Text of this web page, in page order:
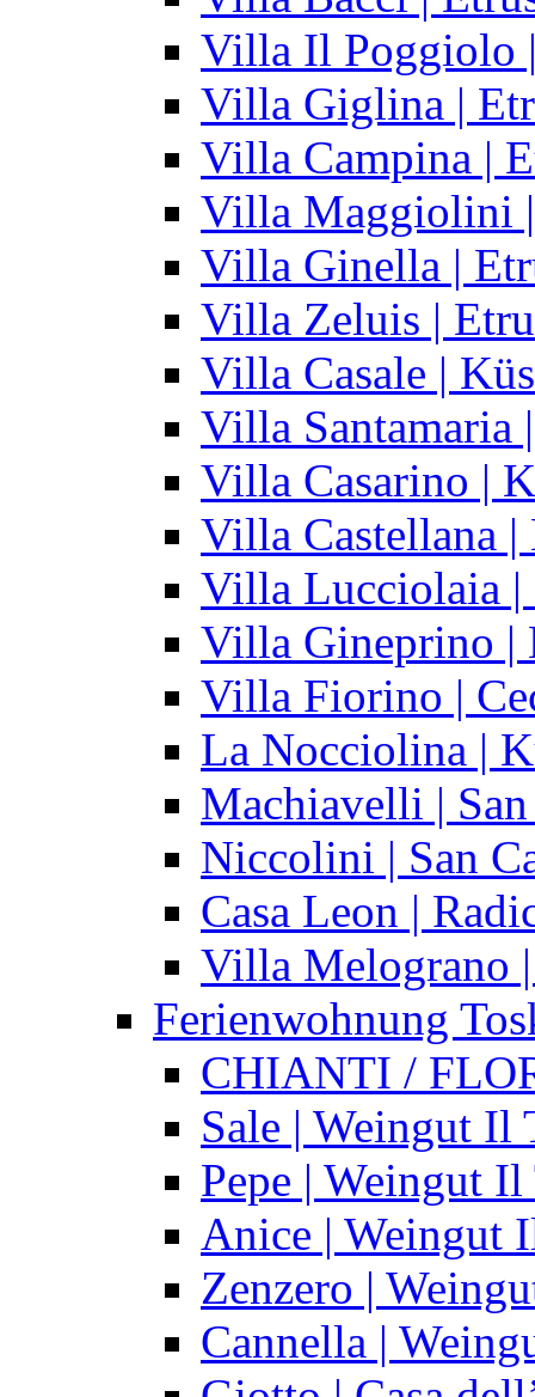
Villa Il Poggiolo
Villa Giglina |
Villa Campina |
Villa Maggiolini |
Villa Ginella |
Villa Zeluis |
Villa Casale |
Villa Santamaria
Villa Casarino |
Villa Castellana |
Villa Lucciolaia |
Villa Gineprino |
Villa Fiorino |
La Nocciolina |
Machiavelli |
Niccolini | San
Casa Leon |
Villa Melograno
Ferienwohnung
CHIANTI /
Sale | Weingut Il
Pepe | Weingut
Anice | Weingut
Zenzero |
Cannella |